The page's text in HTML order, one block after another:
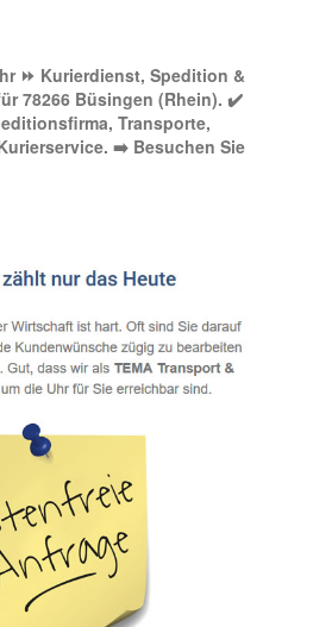
⏩ Kurierdienst, Spedition &
78266 Büsingen (Rhein). ✔️
Transporte,
➡️ Besuchen Sie